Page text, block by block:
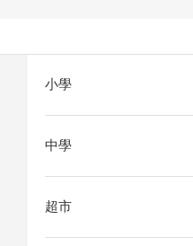
小學
中學
超市